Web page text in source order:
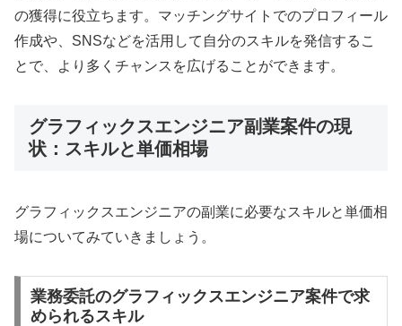
の獲得に役立ちます。マッチングサイトでのプロフィール
作成や、SNSなどを活用して自分のスキルを発信するこ
とで、より多くチャンスを広げることができます。
グラフィックスエンジニア副業案件の現
状：スキルと単価相場
グラフィックスエンジニアの副業に必要なスキルと単価相
場についてみていきましょう。
業務委託のグラフィックスエンジニア案件で求
められるスキル